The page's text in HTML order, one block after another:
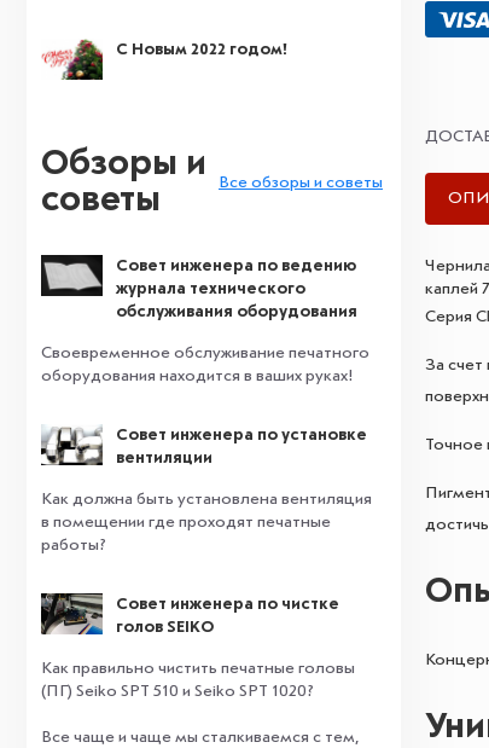
С Новым 2022 годом!
Обзоры и
советы
Все обзоры и советы
Совет инженера по ведению
журнала технического
обслуживания оборудования
Своевременное обслуживание печатного
оборудования находится в ваших руках!
Совет инженера по установке
вентиляции
Как должна быть установлена вентиляция
в помещении где проходят печатные
работы?
Совет инженера по чистке
голов SEIKO
Как правильно чистить печатные головы
(ПГ) Seiko SPT 510 и Seiko SPT 1020?
Все чаще и чаще мы сталкиваемся с тем,
каплей
Серия
За счет
Точное